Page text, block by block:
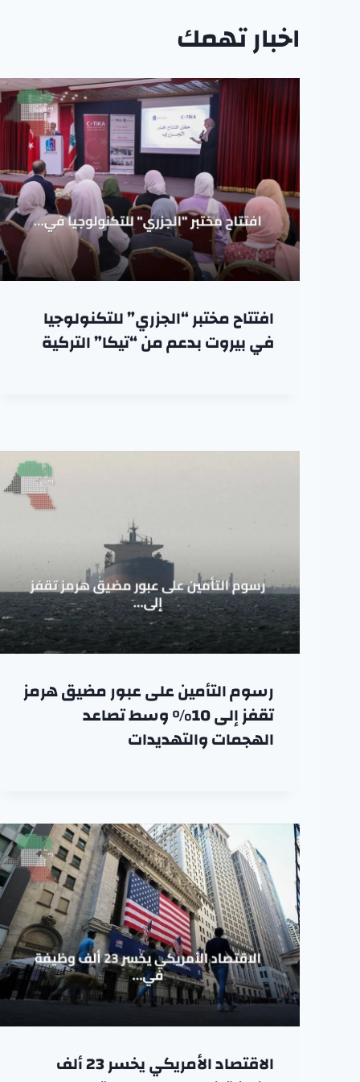
اخبار تهمك
افتتاح مختبر “الجزري” للتكنولوجيا
في بيروت بدعم من “تيكا” التركية
رسوم التأمين على عبور مضيق هرمز
تقفز إلى 10% وسط تصاعد
الهجمات والتهديدات
الاقتصاد الأمريكي يخسر 23 ألف